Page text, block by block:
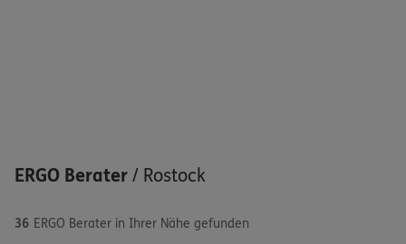
ERGO Berater / Rostock
36 ERGO Berater in Ihrer Nähe gefunden